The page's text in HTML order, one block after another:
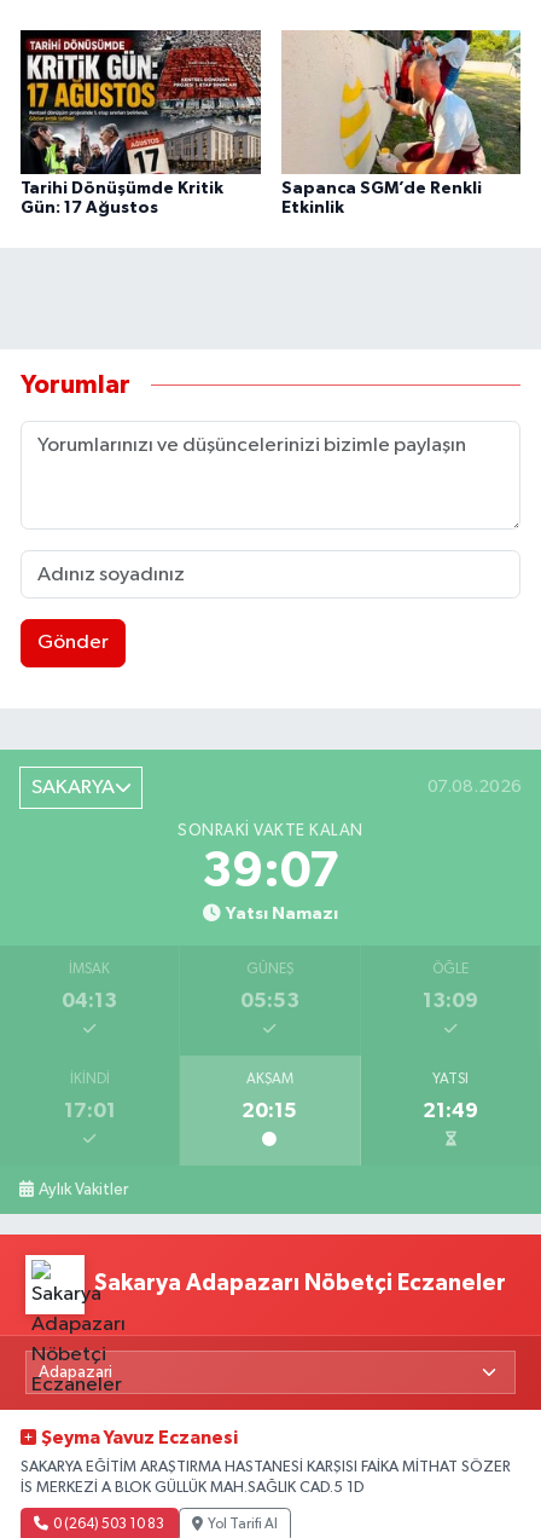
Tarihi Dönüşümde Kritik
Gün: 17 Ağustos
Sapanca SGM’de Renkli
Etkinlik
Yorumlar
Gönder
SAKARYA 07.08.2026
SONRAKI VAKTE KALAN
39:06
Yatsı Namazı
İMSAK
04:13
GÜNEŞ
05:53
ÖĞLE
13:09
İKINDI
17:01
AKŞAM
20:15
YATSI
21:49
Aylık Vakitler
Sakarya Adapazarı Nöbetçi Eczaneler
Şeyma Yavuz Eczanesi
SAKARYA EĞİTİM ARAŞTIRMA HASTANESİ KARŞISI FAİKA MİTHAT SÖZER
İS MERKEZİ A BLOK GÜLLÜK MAH.SAĞLIK CAD.5 1D
0 (264) 503 10 83 Yol Tarifi Al